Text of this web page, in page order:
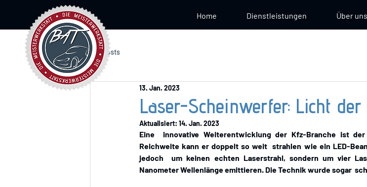
Home Dienstleistungen Über uns
Alle Posts
Laser-Scheinwerfer: Licht
13. Jan. 2023
Aktualisiert: 14. Jan. 2023
Eine  innovative Weiterentwicklung der Kfz-Branche ist
Reichweite kann er doppelt so weit  strahlen wie ein LED-
jedoch  um keinen echten Laserstrahl, sondern um vier
Nanometer Wellenlänge emittieren. Die Technik wurde sogar